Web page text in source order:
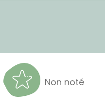
Non noté